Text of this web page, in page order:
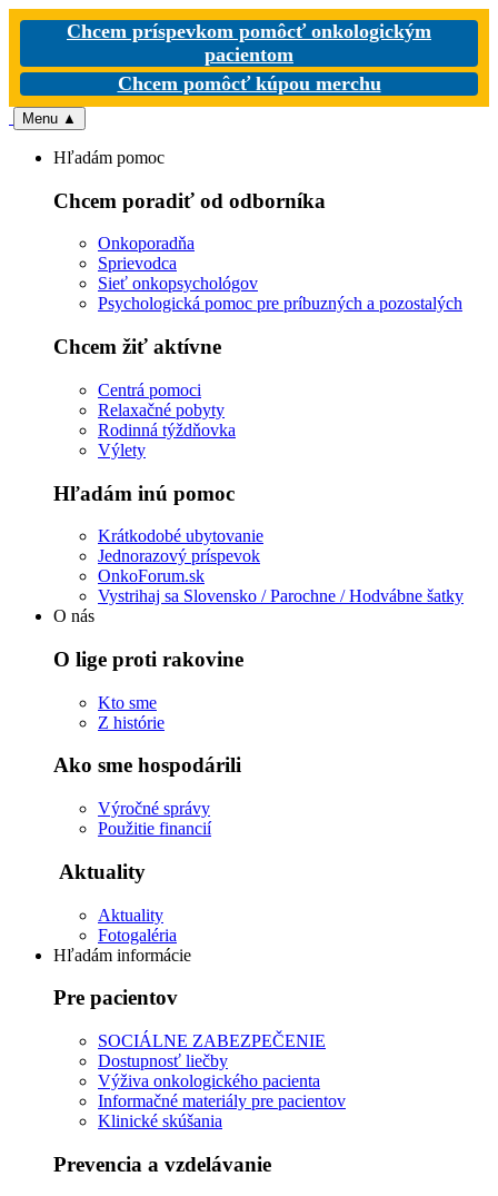
Chcem príspevkom pomôcť onkologickým
pacientom
Chcem pomôcť kúpou merchu
Menu ▲
Hľadám pomoc
Chcem poradiť od odborníka
Onkoporadňa
Sprievodca
Sieť onkopsychológov
Psychologická pomoc pre príbuzných a pozostalých
Chcem žiť aktívne
Centrá pomoci
Relaxačné pobyty
Rodinná týždňovka
Výlety
Hľadám inú pomoc
Krátkodobé ubytovanie
Jednorazový príspevok
OnkoForum.sk
Vystrihaj sa Slovensko / Parochne / Hodvábne šatky
O nás
O lige proti rakovine
Kto sme
Z histórie
Ako sme hospodárili
Výročné správy
Použitie financií
Aktuality
Aktuality
Fotogaléria
Hľadám informácie
Pre pacientov
SOCIÁLNE ZABEZPEČENIE
Dostupnosť liečby
Výživa onkologického pacienta
Informačné materiály pre pacientov
Klinické skúšania
Prevencia a vzdelávanie